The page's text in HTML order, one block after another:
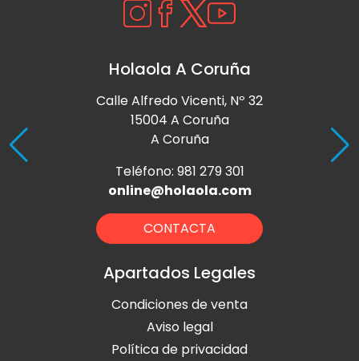
Holaola A Coruña
Calle Alfredo Vicenti, Nº 32
15004 A Coruña
A Coruña
Teléfono: 981 279 301
online@holaola.com
CONTACTA
Apartados Legales
Condiciones de venta
Aviso legal
Política de privacidad